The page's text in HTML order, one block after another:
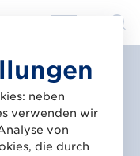
neben
verwenden wir
von
die durch